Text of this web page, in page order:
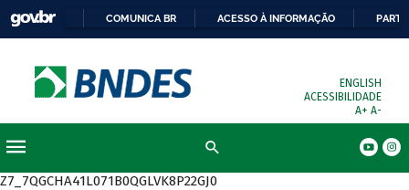
COMUNICA BR ACESSO À INFORMAÇÃO
ENGLISH
ACESSIBILIDADE
A+ A-
Z7_7QGCHA41L071B0QGLVK8P22GJ0